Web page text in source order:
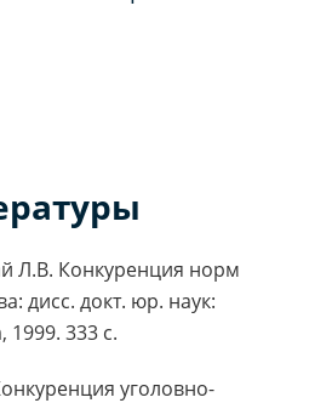
Л.В. Конкуренция норм
дисс. докт. юр. наук:
1999. 333 с.
уголовно-